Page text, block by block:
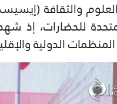
والثقافة
للحضارات، إذ
الدولية